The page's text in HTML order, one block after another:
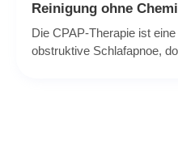
Reinigung ohne
Die CPAP-Therapie ist
obstruktive Schlafapnoe,